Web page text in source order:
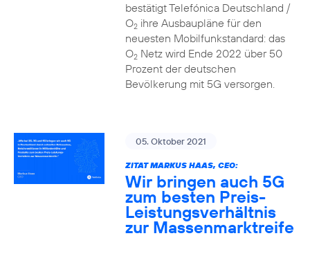
bestätigt Telefónica Deutschland /
O2ihre Ausbaupläne für den
neuesten Mobilfunkstandard: das
O2Netz wird Ende 2022 über 50
Prozent der deutschen
Bevölkerung mit 5G versorgen.
05. Oktober 2021
ZITAT MARKUS HAAS, CEO:
Wir bringen auch 5G
zum besten Preis-
Leistungsverhältnis
zur Massenmarktreife